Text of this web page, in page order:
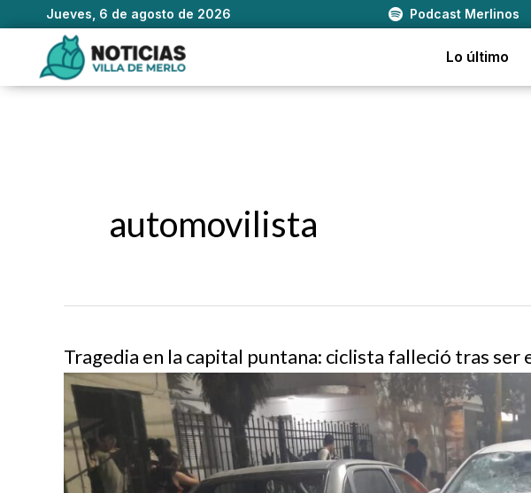
Jueves, 6 de agosto de 2026 Podcast Merlinos
contenido
Lo último
automovilista
Tragedia en la capital puntana: ciclista falleció tras